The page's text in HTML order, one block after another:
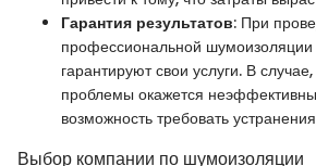
Гарантия результатов: При
профессиональной шумоизоляции
гарантируют свои услуги. В
проблемы окажется
возможность требовать
Выбор компании по шумоизоляции